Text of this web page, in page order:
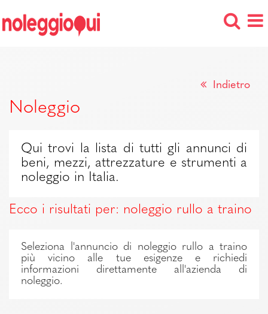
Indietro
Noleggio
Qui trovi la lista di tutti gli annunci di
beni, mezzi, attrezzature e strumenti a
noleggio in Italia.
Ecco i risultati per: noleggio rullo a traino
Seleziona l'annuncio di noleggio rullo a traino
più vicino alle tue esigenze e richiedi
informazioni direttamente all'azienda di
noleggio.